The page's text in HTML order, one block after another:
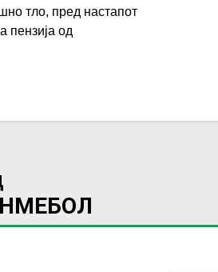
тло, пред настапот
пензија од